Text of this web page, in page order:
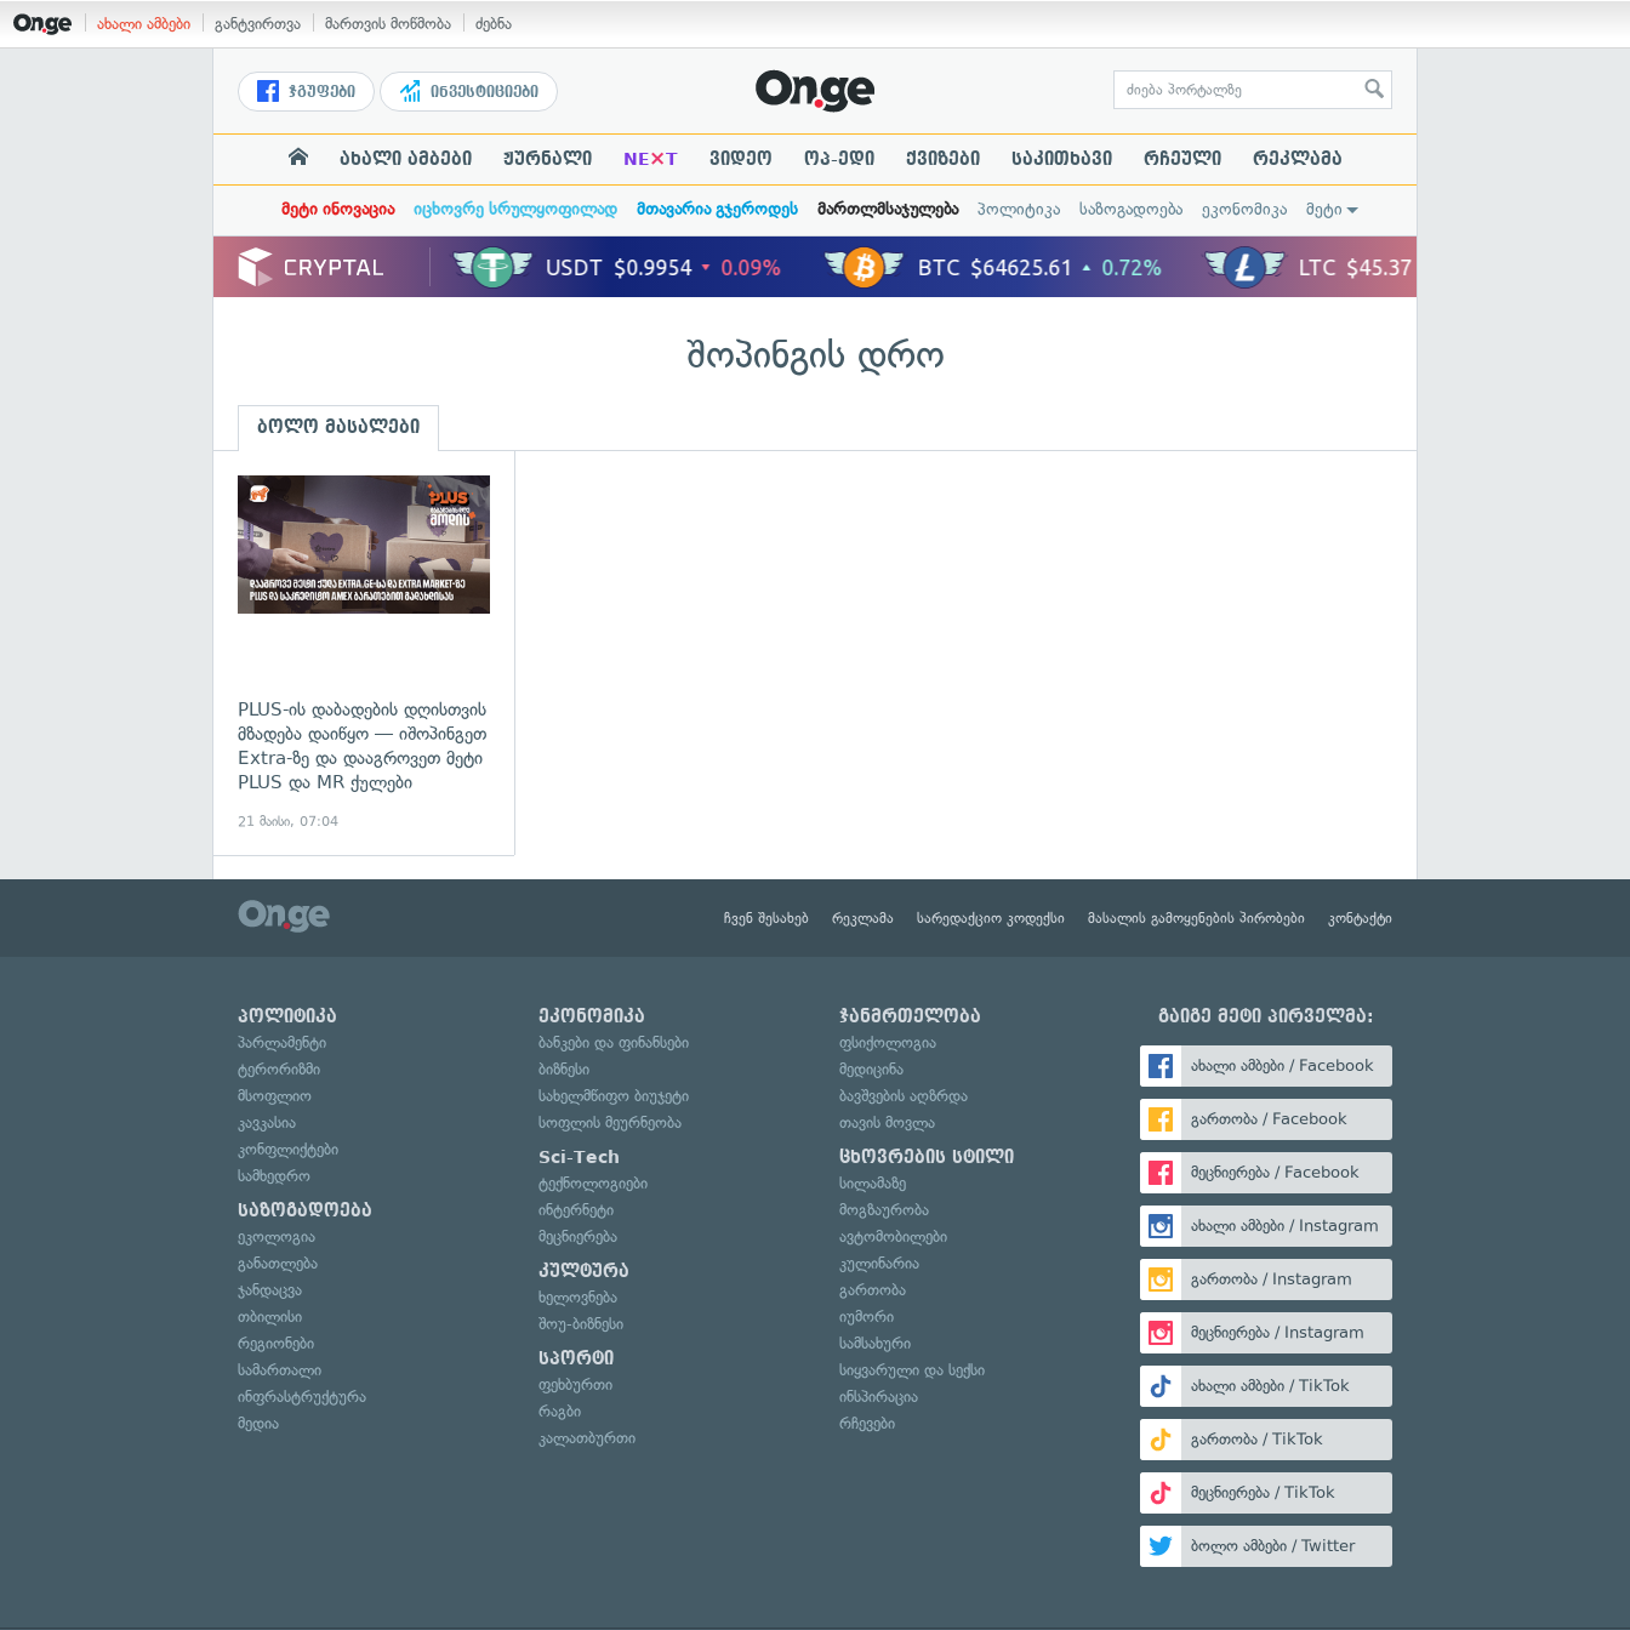
ახალი ამბები განტვირთვა მართვის მოწმობა ძებნა
ჯგუფები ინვესტიციები
ახალი ამბები ჟურნალი NE×T ვიდეო ოპ-ედი ქვიზები საკითხავი რჩეული რეკლამა
მეტი ინოვაცია იცხოვრე სრულყოფილად მთავარია გჯეროდეს მართლმსაჯულება პოლიტიკა საზოგადოება ეკონომიკა მეტი
შოპინგის დრო
ბოლო მასალები
PLUS-ის დაბადების დღისთვის
მზადება დაიწყო — იშოპინგეთ
Extra-ზე და დააგროვეთ მეტი
PLUS და MR ქულები
21 მაისი, 07:04
ჩვენ შესახებ რეკლამა სარედაქციო კოდექსი მასალის გამოყენების პირობები კონტაქტი
პოლიტიკა
პარლამენტი
ტერორიზმი
მსოფლიო
კავკასია
კონფლიქტები
სამხედრო
საზოგადოება
ეკოლოგია
განათლება
ჯანდაცვა
თბილისი
რეგიონები
სამართალი
ინფრასტრუქტურა
მედია
ეკონომიკა
ბანკები და ფინანსები
ბიზნესი
სახელმწიფო ბიუჯეტი
სოფლის მეურნეობა
Sci-Tech
ტექნოლოგიები
ინტერნეტი
მეცნიერება
კულტურა
ხელოვნება
შოუ-ბიზნესი
სპორტი
ფეხბურთი
რაგბი
კალათბურთი
ჯანმრთელობა
ფსიქოლოგია
მედიცინა
ბავშვების აღზრდა
თავის მოვლა
ცხოვრების სტილი
სილამაზე
მოგზაურობა
ავტომობილები
კულინარია
გართობა
იუმორი
სამსახური
სიყვარული და სექსი
ინსპირაცია
რჩევები
გაიგე მეტი პირველმა:
ახალი ამბები / Facebook
გართობა / Facebook
მეცნიერება / Facebook
ახალი ამბები / Instagram
გართობა / Instagram
მეცნიერება / Instagram
ახალი ამბები / TikTok
გართობა / TikTok
მეცნიერება / TikTok
ბოლო ამბები / Twitter